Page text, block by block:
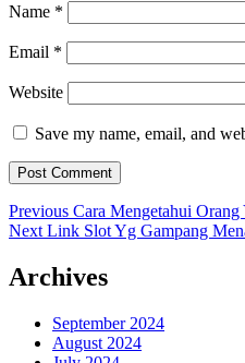
Name *
Email *
Website
Save my name, email, and
Post
navigation
Previous Previous
post:
Cara Mengetahui
Next Next
Link Slot Yg Gampang
Archives
September 2024
August 2024